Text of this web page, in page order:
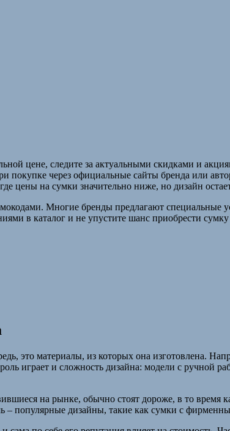
цене, следите за актуальными скидками и
покупке через официальные сайты бренда или
цены на сумки значительно ниже, но дизайн
Многие бренды предлагают специальные
в каталог и не упустите шанс приобрести
это материалы, из которых она изготовлена.
играет и сложность дизайна: модели с ручной
на рынке, обычно стоят дороже, в то
популярные дизайны, такие как сумки с